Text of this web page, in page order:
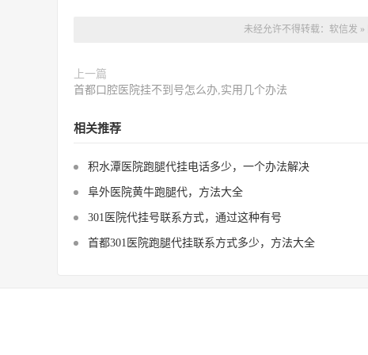
未经允许不得转载： 软信发 »
上一篇
首都口腔医院挂不到号怎么办,实用几个办法
相关推荐
积水潭医院跑腿代挂电话多少，一个办法解决
阜外医院黄牛跑腿代，方法大全
301医院代挂号联系方式，通过这种有号
首都301医院跑腿代挂联系方式多少，方法大全